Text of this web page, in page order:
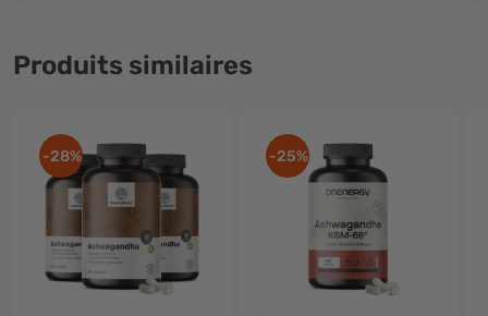
Produits similaires
-28% -25%